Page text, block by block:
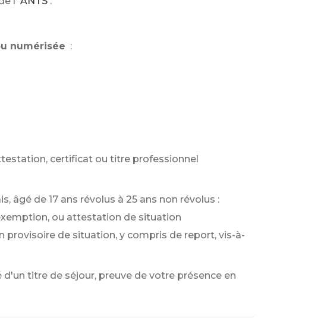
numérisée :
certificat ou titre professionnel
âgé de 17 ans révolus à 25 ans non révolus :
ou attestation de situation
de situation, y compris de report, vis-à-
d'un titre de séjour, preuve de votre présence en